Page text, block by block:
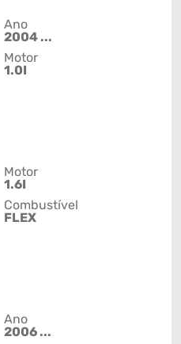
Ano
2004 ...
Motor
1.0I
Motor
1.6I
Combustível
FLEX
Ano
2006 ...